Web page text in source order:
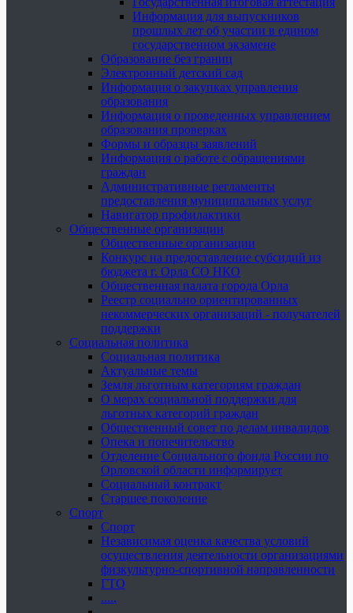
Информация для выпускников
прошлых лет об участии в едином
государственном экзамене
Образование без границ
Электронный детский сад
Информация о закупках управления
образования
Информация о проведенных управлением
образования проверках
Формы и образцы заявлений
Информация о работе с обращениями
граждан
Административные регламенты
предоставления муниципальных услуг
Навигатор профилактики
Общественные организации
Общественные организации
Конкурс на предоставление субсидий из
бюджета г. Орла СО НКО
Общественная палата города Орла
Реестр социально ориентированных
некоммерческих организаций - получателей
поддержки
Социальная политика
Социальная политика
Актуальные темы
Земля льготным категориям граждан
О мерах социальной поддержки для
льготных категорий граждан
Общественный совет по делам инвалидов
Опека и попечительство
Отделение Социального фонда России по
Орловской области информирует
Социальный контракт
Старшее поколение
Спорт
Спорт
Независимая оценка качества условий
осуществления деятельности организациями
физкультурно-спортивной направленности
ГТО
.....